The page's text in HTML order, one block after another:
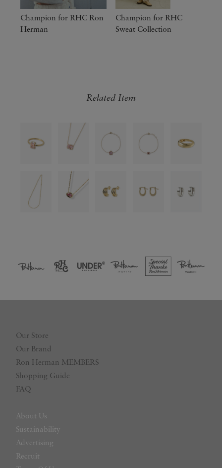
Champion for RHC Ron
Herman
Champion for RHC
Sweat Collection
Related Item
Our Store
Our Brand
Ron Herman MEMBERS
Shopping Guide
FAQ
About Us
Sustainability
Advertising
Recruit